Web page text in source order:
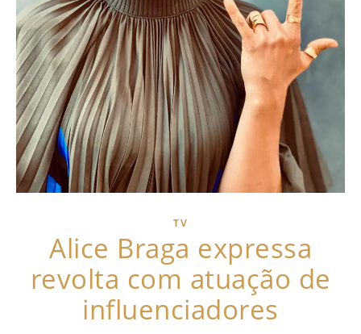
TV
Alice Braga expressa
revolta com atuação de
influenciadores